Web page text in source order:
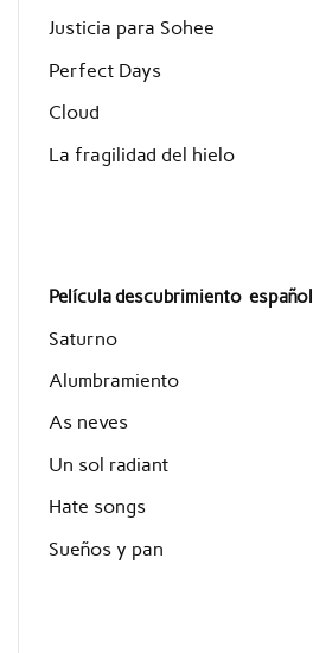
Justicia para Sohee
Perfect Days
Cloud
La fragilidad del hielo
Película descubrimiento español
Saturno
Alumbramiento
As neves
Un sol radiant
Hate songs
Sueños y pan